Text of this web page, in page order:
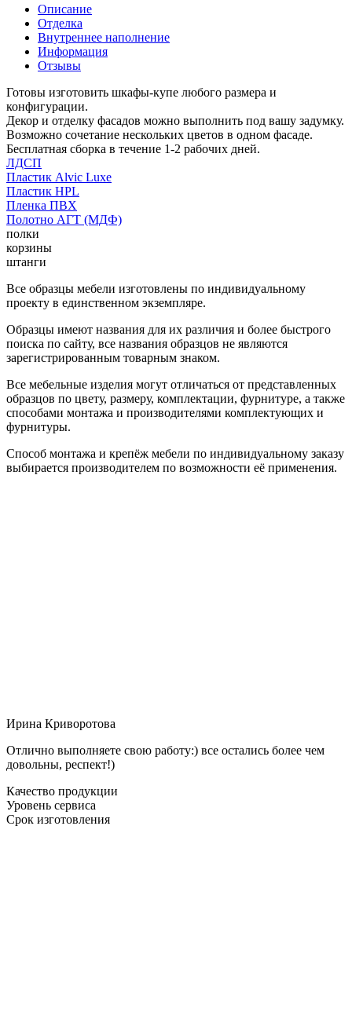
Описание
Отделка
Внутреннее наполнение
Информация
Отзывы
Готовы изготовить шкафы-купе любого размера и
конфигурации.
Декор и отделку фасадов можно выполнить под вашу задумку.
Возможно сочетание нескольких цветов в одном фасаде.
Бесплатная сборка в течение 1-2 рабочих дней.
ЛДСП
Пластик Alvic Luxe
Пластик HPL
Пленка ПВХ
Полотно АГТ (МДФ)
полки
корзины
штанги
Все образцы мебели изготовлены по индивидуальному
проекту в единственном экземпляре.
Образцы имеют названия для их различия и более быстрого
поиска по сайту, все названия образцов не являются
зарегистрированным товарным знаком.
Все мебельные изделия могут отличаться от представленных
образцов по цвету, размеру, комплектации, фурнитуре, а также
способами монтажа и производителями комплектующих и
фурнитуры.
Способ монтажа и крепёж мебели по индивидуальному заказу
выбирается производителем по возможности её применения.
Ирина Криворотова
Отлично выполняете свою работу:) все остались более чем
довольны, респект!)
Качество продукции
Уровень сервиса
Срок изготовления